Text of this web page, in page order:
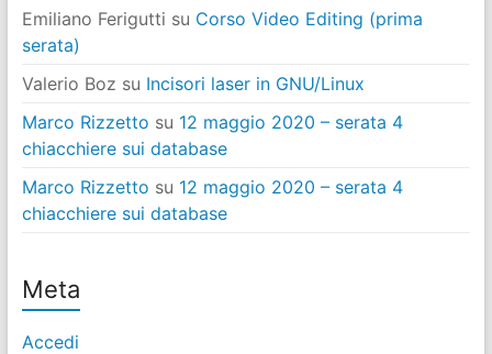
Emiliano Ferigutti su Corso Video Editing (prima
serata)
Valerio Boz su Incisori laser in GNU/Linux
Marco Rizzetto su 12 maggio 2020 – serata 4
chiacchiere sui database
Marco Rizzetto su 12 maggio 2020 – serata 4
chiacchiere sui database
Meta
Accedi